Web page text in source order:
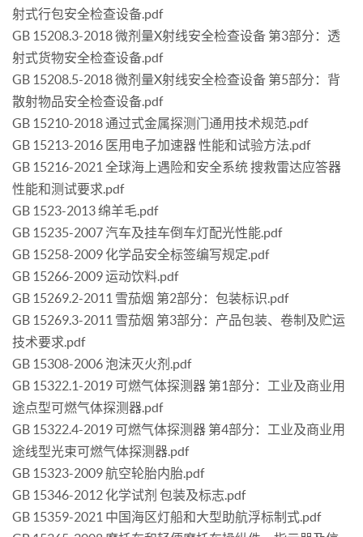
射式行包安全检查设备.pdf
GB 15208.3-2018 微剂量X射线安全检查设备 第3部分：透
射式货物安全检查设备.pdf
GB 15208.5-2018 微剂量X射线安全检查设备 第5部分：背
散射物品安全检查设备.pdf
GB 15210-2018 通过式金属探测门通用技术规范.pdf
GB 15213-2016 医用电子加速器 性能和试验方法.pdf
GB 15216-2021 全球海上遇险和安全系统 搜救雷达应答器
性能和测试要求.pdf
GB 1523-2013 绵羊毛.pdf
GB 15235-2007 汽车及挂车倒车灯配光性能.pdf
GB 15258-2009 化学品安全标签编写规定.pdf
GB 15266-2009 运动饮料.pdf
GB 15269.2-2011 雪茄烟 第2部分：包装标识.pdf
GB 15269.3-2011 雪茄烟 第3部分：产品包装、卷制及贮运
技术要求.pdf
GB 15308-2006 泡沫灭火剂.pdf
GB 15322.1-2019 可燃气体探测器 第1部分：工业及商业用
途点型可燃气体探测器.pdf
GB 15322.4-2019 可燃气体探测器 第4部分：工业及商业用
途线型光束可燃气体探测器.pdf
GB 15323-2009 航空轮胎内胎.pdf
GB 15346-2012 化学试剂 包装及标志.pdf
GB 15359-2021 中国海区灯船和大型助航浮标制式.pdf